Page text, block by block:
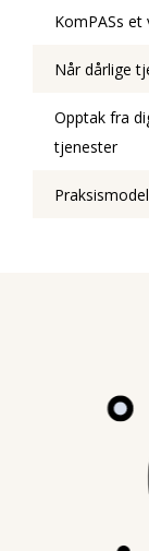
KomPASs et
Når dårlige
Opptak fra
tjenester